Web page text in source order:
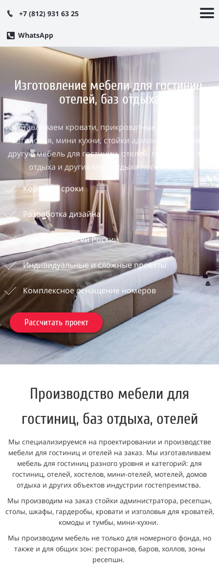
+7 (812) 931 63 25
WhatsApp
Изготовление мебели для гостиниц,
отелей, баз отдыха
Изготавливаем кровати, прикроватные тумбы, шкафы,
изголовья, мини кухни, стойки администраторов и
другую мебель для гостиниц, отелей, гест хаусов, баз
отдыха и других мест отдыха посетителей.
Короткие сроки
Разработка дизайна
Поставка по всей России
Индивидуальные и сложные проекты
Комплексное оснащение номеров
Рассчитать проект
Производство мебели для
гостиниц, баз отдыха, отелей
Мы специализируемся на проектировании и производстве
мебели для гостиниц и отелей на заказ. Мы изготавливаем
мебель для гостиниц разного уровня и категорий: для
гостиниц, отелей, хостелов, мини-отелей, мотелей, домов
отдыха и других объектов индустрии гостепреимства.
Мы производим на заказ стойки администратора, ресепшн,
столы, шкафы, гардеробы, кровати и изголовья для кроватей,
комоды и тумбы, мини-кухни.
Мы производим мебель не только для номерного фонда, но
также и для общих зон: ресторанов, баров, холлов, зоны
ресепшн.